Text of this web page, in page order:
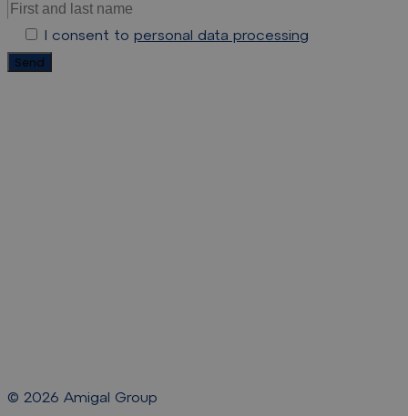
I consent to personal data processing
Send
© 2026 Amigal Group